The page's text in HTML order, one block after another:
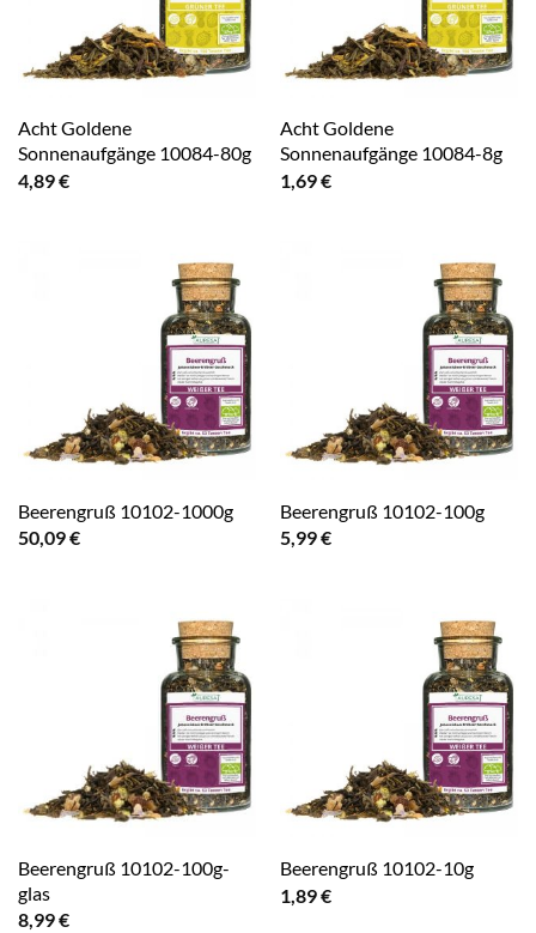
Acht Goldene
Sonnenaufgänge 10084-80g
4,89€
Acht Goldene
Sonnenaufgänge 10084-8g
1,69€
Beerengruß 10102-1000g
50,09€
Beerengruß 10102-100g
5,99€
Beerengruß 10102-100g-
glas
8,99€
Beerengruß 10102-10g
1,89€